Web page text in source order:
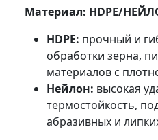
Материал: HDPE/
HDPE: прочный и
обработки зерна,
материалов с
Нейлон: высокая
термостойкость,
абразивных и